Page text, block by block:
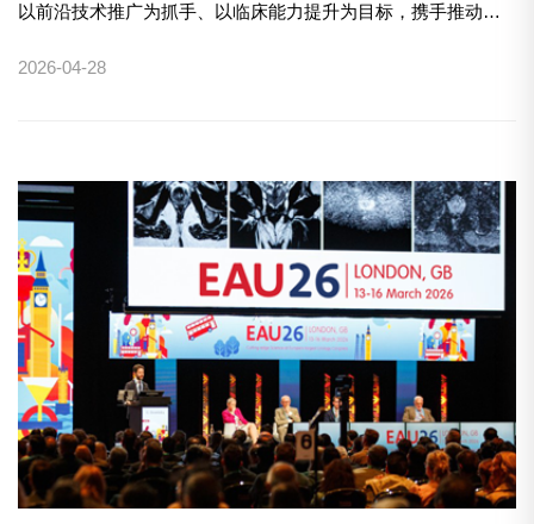
以前沿技术推广为抓手、以临床能力提升为目标，携手推动江
2026-04-28